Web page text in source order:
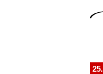
25.